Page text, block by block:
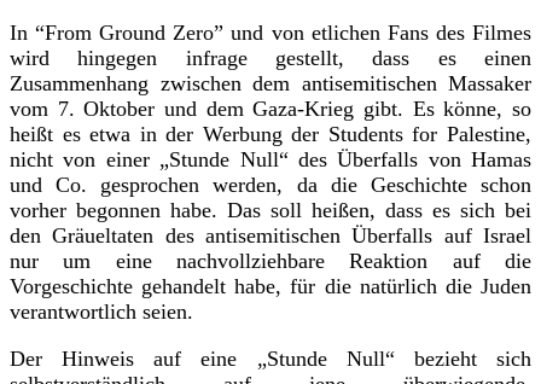
In “From Ground Zero” und von etlichen Fans des Filmes
wird hingegen infrage gestellt, dass es einen
Zusammenhang zwischen dem antisemitischen Massaker
vom 7. Oktober und dem Gaza-Krieg gibt. Es könne, so
heißt es etwa in der Werbung der Students for Palestine,
nicht von einer „Stunde Null“ des Überfalls von Hamas
und Co. gesprochen werden, da die Geschichte schon
vorher begonnen habe. Das soll heißen, dass es sich bei
den Gräueltaten des antisemitischen Überfalls auf Israel
nur um eine nachvollziehbare Reaktion auf die
Vorgeschichte gehandelt habe, für die natürlich die Juden
verantwortlich seien.
Der Hinweis auf eine „Stunde Null“ bezieht sich